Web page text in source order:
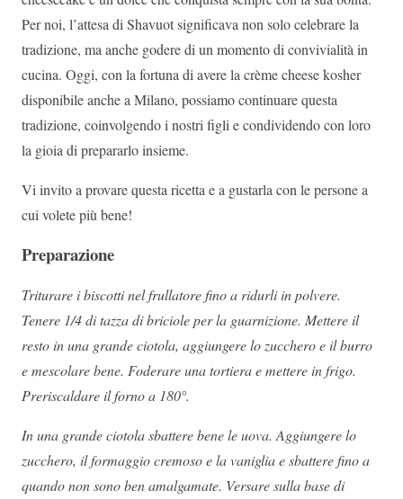
Per noi, l’attesa di Shavuot significava non solo celebrare la
tradizione, ma anche godere di un momento di convivialità in
cucina. Oggi, con la fortuna di avere la crème cheese kosher
disponibile anche a Milano, possiamo continuare questa
tradizione, coinvolgendo i nostri figli e condividendo con loro
la gioia di prepararlo insieme.
Vi invito a provare questa ricetta e a gustarla con le persone a
cui volete più bene!
Preparazione
Triturare i biscotti nel frullatore fino a ridurli in polvere.
Tenere 1/4 di tazza di briciole per la guarnizione. Mettere il
resto in una grande ciotola, aggiungere lo zucchero e il burro
e mescolare bene. Foderare una tortiera e mettere in frigo.
Preriscaldare il forno a 180°.
In una grande ciotola sbattere bene le uova. Aggiungere lo
zucchero, il formaggio cremoso e la vaniglia e sbattere fino a
quando non sono ben amalgamate. Versare sulla base di